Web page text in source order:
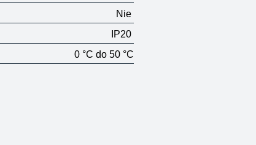
Nie
IP20
0 °C do 50 °C